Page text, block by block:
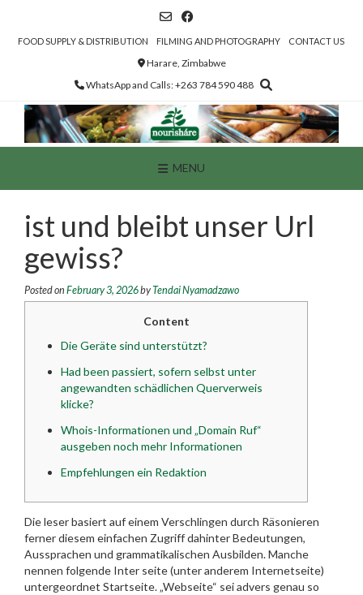
contentFOOD SUPPLY & DISTRIBUTION FILMING AND PHOTOGRAPHY CONTACT US
Harare, Zimbabwe
WhatsApp and Calls: +263 784 590 488
MENU
ist und bleibt unser Url
gewiss?
Posted on February 3, 2026byTendai Nyamadzawo
Content
Die Geräte sind unterstützt?
Had been passiert, sofern selbst unter
angewandten schädlichen Querverweis
klicke?
Whois-Informationen und „Domain Ruf“
ausgeben noch mehr Informationen
Empfehlungen ein Redaktion
Die leser basiert auf einem Verschlingen durch Räsonieren
ferner diesem einfachen Zugriff dahinter Bedeutungen,
Aussprachen und grammatikalischen Ausbilden. Manche
nennen folgende Inter seite (unter anderem Internetseite)
untergeordnet Startseite. „Webseite“ sei advers genau so